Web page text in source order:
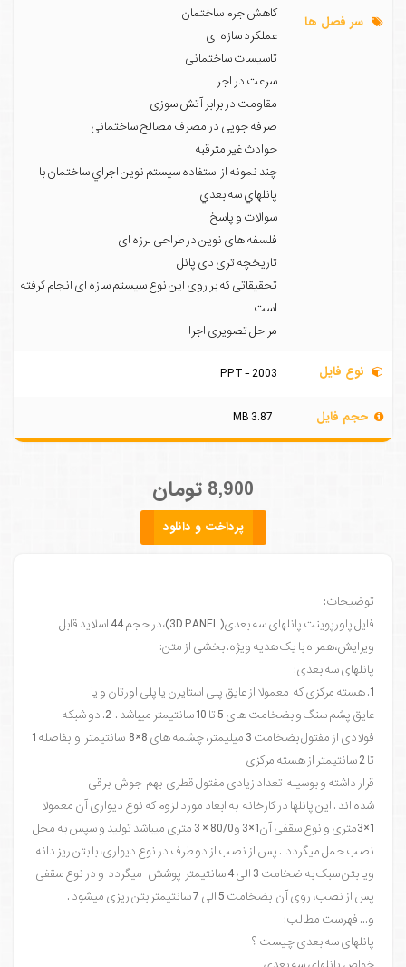
سر فصل ها
کاهش جرم ساختمان
عملکرد سازه ای
تاسیسات ساختمانی
سرعت در اجر
مقاومت در برابر آتش سوزی
صرفه جویی در مصرف مصالح ساختمانی
حوادث غیر مترقبه
چند نمونه از استفاده سيستم نوين اجراي ساختمان با
پانلهاي سه بعدي
سوالات و پاسخ
فلسفه های نوین در طراحی لرزه ای
تاریخچه تری دی پانل
تحقیقاتی که بر روی این نوع سیستم سازه ای انجام گرفته
است
مراحل تصویری اجرا
نوع فایل PPT - 2003
حجم فایل 3.87 MB
8,900 تومان
پرداخت و دانلود
توضیحات:
فایل پاورپوینت پانلهای سه بعدی(3D PANEL)،در حجم 44 اسلاید قابل
ویرایش،همراه با یک هدیه ویژه. بخشی از متن:
پانلهای سه بعدی:
1. هسته مرکزی که معمولا از عایق پلی استایرن یا پلی اورتان و یا
عایق پشم سنگ و بضخامت های 5 تا 10 سانتیمتر میباشد . 2. دو شبکه
فولادی از مفتول بضخامت 3 میلیمتر، چشمه های 8×8 سانتیمتر و بفاصله 1
تا 2 سانتیمتر از هسته مرکزی
قرار داشته و بوسیله تعداد زیادی مفتول قطری بهم جوش برقی
شده اند . این پانلها در کارخانه به ابعاد مورد لزوم که نوع دیواری آن معمولا
1×3متری و نوع سقفی آن1×3 و80/0 × 3 متری میباشد تولید و سپس به محل
نصب حمل میگردد . پس از نصب از دو طرف در نوع دیواری، با بتن ریز دانه
ویا بتن سبک به ضخامت 3 الی 4 سانتیمتر پوشش میگردد و در نوع سقفی
پس از نصب، روی آن بضخامت 5 الی 7 سانتیمتر بتن ریزی میشود .
و... فهرست مطالب:
پانلهای سه بعدی چیست ؟